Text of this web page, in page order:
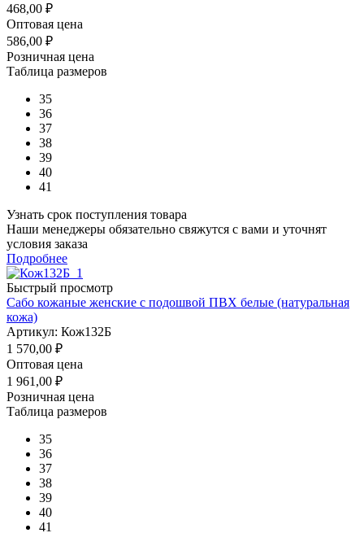
468,00 ₽
Оптовая цена
586,00 ₽
Розничная цена
Таблица размеров
35
36
37
38
39
40
41
Узнать срок поступления товара
Наши менеджеры обязательно свяжутся с вами и уточнят
условия заказа
Подробнее
Быстрый просмотр
Сабо кожаные женские с подошвой ПВХ белые (натуральная
кожа)
Артикул: Кож132Б
1 570,00 ₽
Оптовая цена
1 961,00 ₽
Розничная цена
Таблица размеров
35
36
37
38
39
40
41